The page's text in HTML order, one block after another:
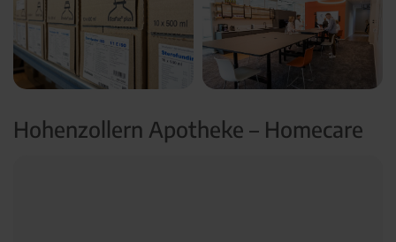
Hohenzollern Apotheke – Homecare